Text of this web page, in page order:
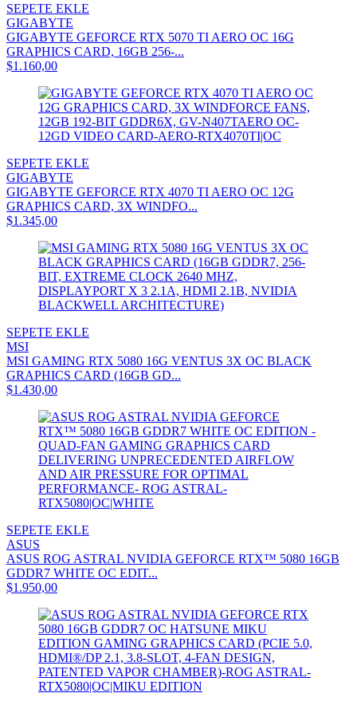
SEPETE EKLE
GIGABYTE
GIGABYTE GEFORCE RTX 5070 TI AERO OC 16G
GRAPHICS CARD, 16GB 256-...
$1.160,00
SEPETE EKLE
GIGABYTE
GIGABYTE GEFORCE RTX 4070 TI AERO OC 12G
GRAPHICS CARD, 3X WINDFO...
$1.345,00
SEPETE EKLE
MSI
MSI GAMING RTX 5080 16G VENTUS 3X OC BLACK
GRAPHICS CARD (16GB GD...
$1.430,00
SEPETE EKLE
ASUS
ASUS ROG ASTRAL NVIDIA GEFORCE RTX™ 5080 16GB
GDDR7 WHITE OC EDIT...
$1.950,00